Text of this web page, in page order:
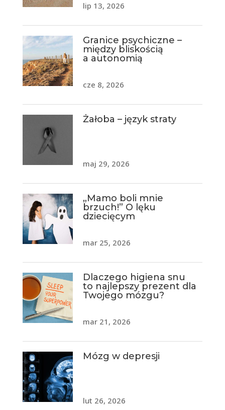
lip 13, 2026
Granice psychiczne –
między bliskością
a autonomią
cze 8, 2026
Żałoba – język straty
maj 29, 2026
„Mamo boli mnie
brzuch!” O lęku
dziecięcym
mar 25, 2026
Dlaczego higiena snu
to najlepszy prezent dla
Twojego mózgu?
mar 21, 2026
Mózg w depresji
lut 26, 2026